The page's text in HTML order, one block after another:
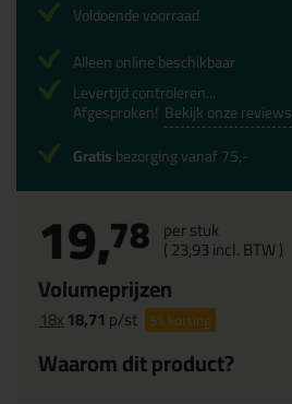
19,78 per stuk
(23,93incl. BTW )
Volumeprijzen
18x18,71 p/st 5%korting
Waarom dit product?
Voldoende voorraad
Alleen online beschikbaar
Levertijd controleren...
Afgesproken! Bekijk onze reviews
Gratisbezorging vanaf 75,-